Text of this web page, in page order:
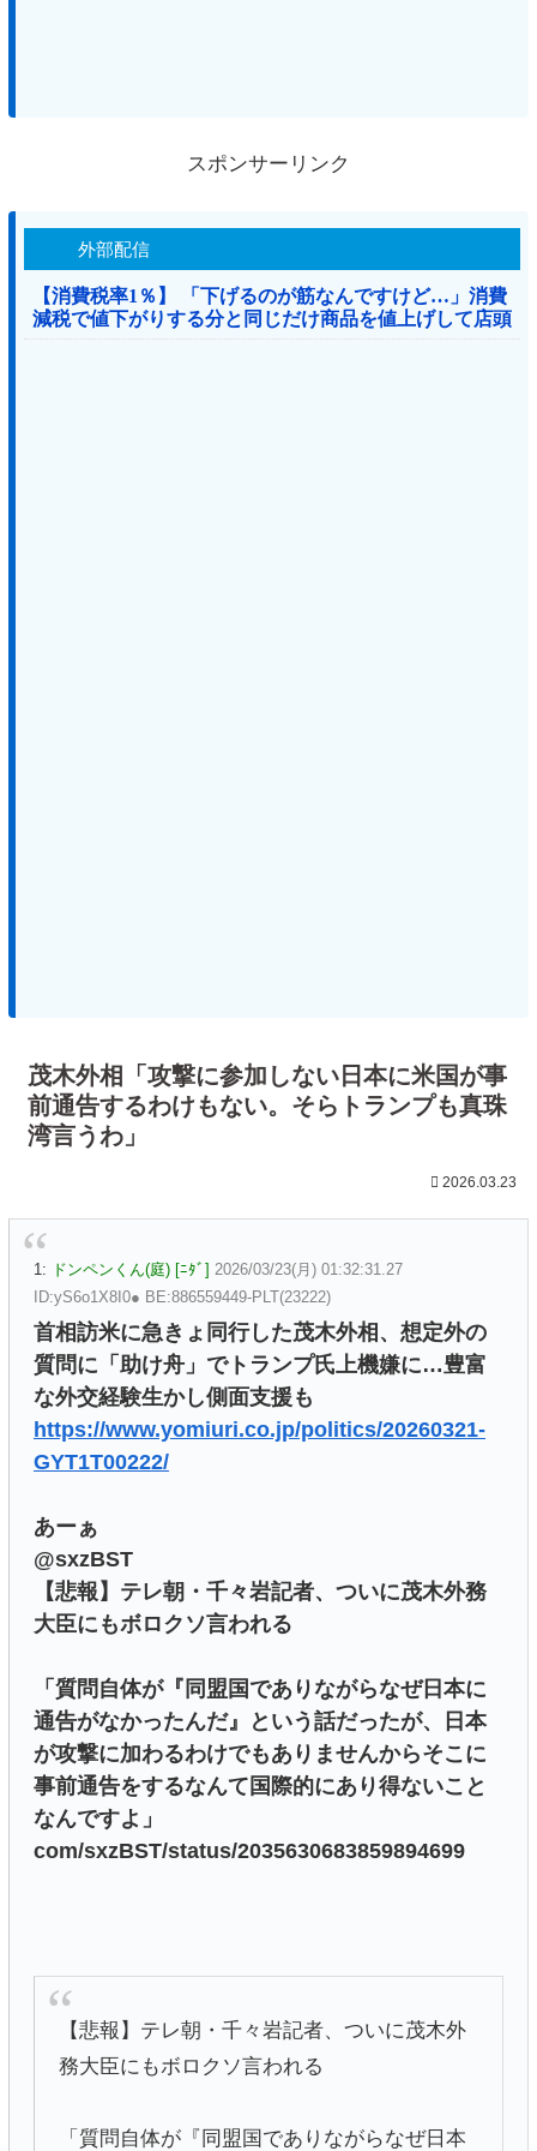
スポンサーリンク
外部配信
【消費税率1％】 「下げるのが筋なんですけど…」消費
減税で値下がりする分と同じだけ商品を値上げして店頭
価格を変えない店も
茂木外相「攻撃に参加しない日本に米国が事
前通告するわけもない。そらトランプも真珠
湾言うわ」
2026.03.23
1: ドンペンくん(庭) [ﾆﾀﾞ] 2026/03/23(月) 01:32:31.27
ID:yS6o1X8I0● BE:886559449-PLT(23222)
首相訪米に急きょ同行した茂木外相、想定外の
質問に「助け舟」でトランプ氏上機嫌に…豊富
な外交経験生かし側面支援も
https://www.yomiuri.co.jp/politics/20260321-
GYT1T00222/
あーぁ
@sxzBST
【悲報】テレ朝・千々岩記者、ついに茂木外務
大臣にもボロクソ言われる
「質問自体が『同盟国でありながらなぜ日本に
通告がなかったんだ』という話だったが、日本
が攻撃に加わるわけでもありませんからそこに
事前通告をするなんて国際的にあり得ないこと
なんですよ」
com/sxzBST/status/2035630683859894699
【悲報】テレ朝・千々岩記者、ついに茂木外
務大臣にもボロクソ言われる
「質問自体が『同盟国でありながらなぜ日本